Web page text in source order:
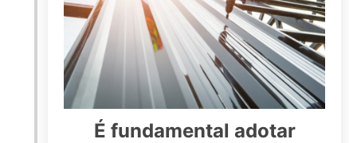
É fundamental adotar